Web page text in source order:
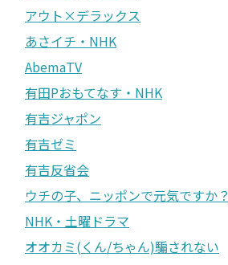
アウト×デラックス
あさイチ・NHK
AbemaTV
有田Pおもてなす・NHK
有吉ジャポン
有吉ゼミ
有吉反省会
ウチの子、ニッポンで元気ですか？
NHK・土曜ドラマ
オオカミ(くん/ちゃん)騙されない